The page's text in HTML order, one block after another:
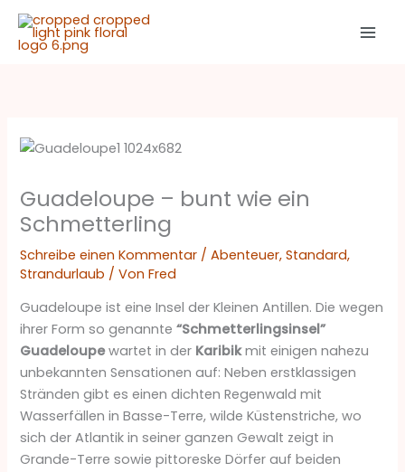
Zum
Inhalt
springen
Guadeloupe – bunt wie ein
Schmetterling
Schreibe einen Kommentar /Abenteuer,Standard,
Strandurlaub / VonFred
Guadeloupe ist eine Insel der Kleinen Antillen. Die wegen
ihrer Form so genannte“Schmetterlingsinsel”
Guadeloupewartet in der Karibikmit einigen nahezu
unbekannten Sensationen auf: Neben erstklassigen
Stränden gibt es einen dichten Regenwald mit
Wasserfällen in Basse-Terre, wilde Küstenstriche, wo
sich der Atlantik in seiner ganzen Gewalt zeigt in
Grande-Terre sowie pittoreske Dörfer auf beiden